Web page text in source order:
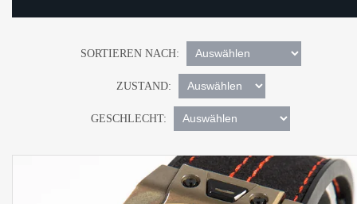
SORTIEREN NACH:
ZUSTAND:
GESCHLECHT: